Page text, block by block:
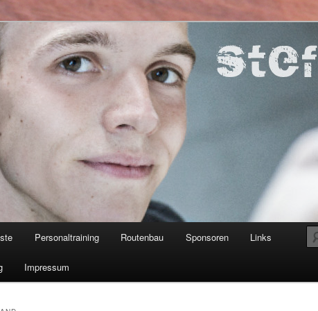
Personaltraining Routenbau Sponsoren Links
Impressum